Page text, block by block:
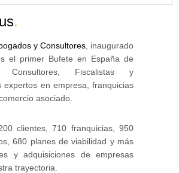
.
y Consultores , inaugurado
el primer Bufete en España de
Consultores, Fiscalistas y
expertos en empresa, franquicias
asociado.
clientes, 710 franquicias, 950
680 planes de viabilidad y más
y adquisiciones de empresas
trayectoria.